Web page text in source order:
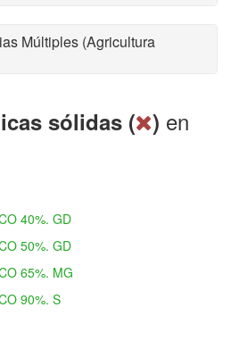
Múltiples (Agricultura
sólidas ( ) en
40%. GD
50%. GD
65%. MG
90%. S